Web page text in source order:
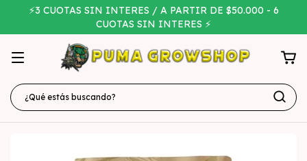
⚡3 CUOTAS SIN INTERES / A PARTIR DE $50.000 - 6
CUOTAS SIN INTERES ⚡